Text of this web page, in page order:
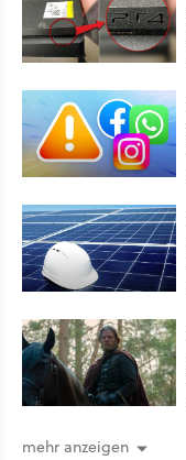
mehr anzeigen